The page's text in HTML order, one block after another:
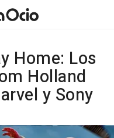
Home: Los
Holland
y Sony